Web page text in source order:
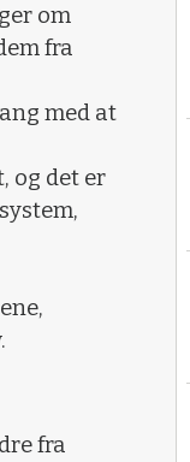
om
fra
med at
og det er
fra